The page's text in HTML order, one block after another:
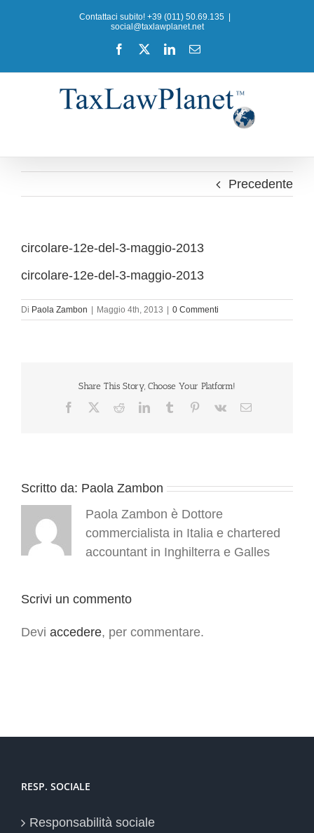
Contattaci subito! +39 (011) 50.69.135
social@taxlawplanet.net
Facebook LinkedInEmail
Precedente
circolare-12e-del-3-maggio-2013
circolare-12e-del-3-maggio-2013
Di Paola Zambon Maggio 4th, 2013 0 Commenti
Share This Story, Choose Your Platform!
Facebook RedditLinkedInTumblr Pinterest
Vk Email
Scritto da: Paola Zambon
Paola Zambon è Dottore
commercialista in Italia e chartered
accountant in Inghilterra e Galles
Scrivi un commento
Devi accedere, per commentare.
RESP. SOCIALE
Responsabilità sociale